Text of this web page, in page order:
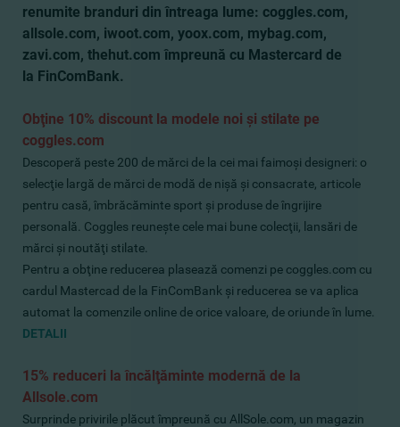
renumite branduri din întreaga lume: coggles.com,
allsole.com, iwoot.com, yoox.com, mybag.com,
zavi.com, thehut.com împreună cu Mastercard de
la FinComBank.
Obţine 10% discount la modele noi şi stilate pe
coggles.com
Descoperă peste 200 de mărci de la cei mai faimoşi designeri: o
selecţie largă de mărci de modă de nişă şi consacrate, articole
pentru casă, îmbrăcăminte sport şi produse de îngrijire
personală. Coggles reuneşte cele mai bune colecţii, lansări de
mărci şi noutăţi stilate.
Pentru a obţine reducerea plasează comenzi pe coggles.com cu
cardul Mastercad de la FinComBank şi reducerea se va aplica
automat la comenzile online de orice valoare, de oriunde în lume.
DETALII
15% reduceri la încălţăminte modernă de la
Allsole.com
Surprinde privirile plăcut împreună cu AllSole.com, un magazin